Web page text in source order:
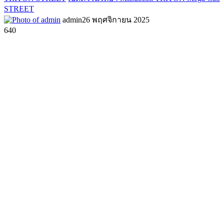
STREET
admin26 พฤศจิกายน 2025
640